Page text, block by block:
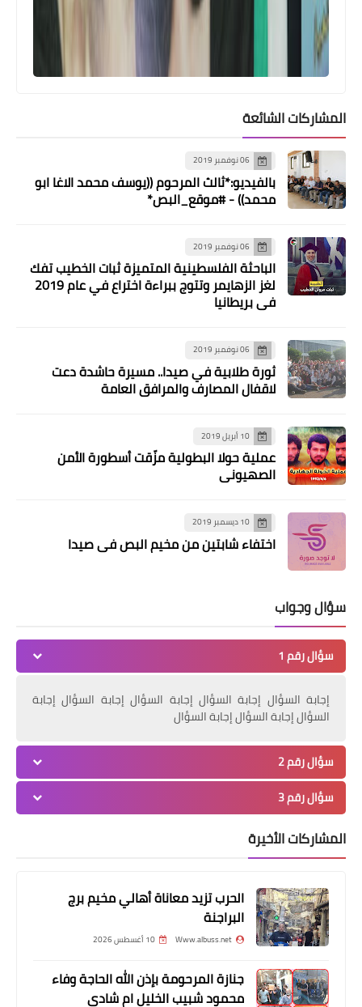
حركة فتح تنعي الفقيد محمد سعيد عبد
الله
محطات
و شخصيات عزت عائلة الأسير سكاف
بشقيقته في المنية
منوعات
*⛽ جـدول جـديـد لأســعــار
الـمــحـــروقـــات ⛽*
المشاركات الشائعة
06 نوفمبر 2019
بالفيديو:*ثالث المرحوم ((يوسف محمد الاغا ابو
محمد)) - #موقع_البص*
06 نوفمبر 2019
الباحثة الفلسطينية المتميزة ثبات الخطيب تفك
لغز الزهايمر وتتوج ببراءة اختراع في عام 2019
في بريطانيا
06 نوفمبر 2019
ثورة طلابية في صيدا.. مسيرة حاشدة دعت
لاقفال المصارف والمرافق العامة
10 أبريل 2019
عملية حولا البطولية مزّقت أسطورة الأمن
الصهيوني
10 ديسمبر 2019
اختفاء شابتين من مخيم البص في صيدا
سؤال وجواب
سؤال رقم 1
إجابة السؤال إجابة السؤال إجابة السؤال إجابة السؤال إجابة
السؤال إجابة السؤال إجابة السؤال
سؤال رقم 2
سؤال رقم 3
المشاركات الأخيرة
الحرب تزيد معاناة أهالي مخيم برج
البراجنة
Www.albuss.net 10 أغسطس 2026
جنازة المرحومة بإذن الله الحاجة وفاء
محمود شبيب الخليل ام شادي